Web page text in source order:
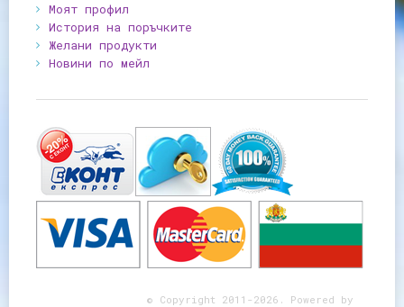
Моят профил
История на поръчките
Желани продукти
Новини по мейл
© Copyright 2011-2026. Powered by